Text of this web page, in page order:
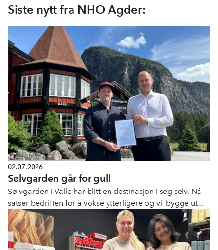
Siste nytt fra NHO Agder:
02.07.2026
Sølvgarden går for gull
Sølvgarden i Valle har blitt en destinasjon i seg selv. Nå
satser bedriften for å vokse ytterligere og vil bygge ut
med 20 nye rom. Med stolte Setesdal-tradisjoner som
utgangspunt, har de funnet sin unike nisje som
overnattings- og serveringsbedrift.